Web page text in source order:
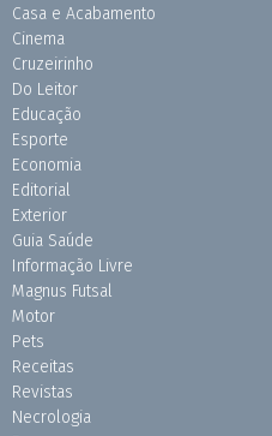
Casa e Acabamento
Cinema
Cruzeirinho
Do Leitor
Educação
Esporte
Economia
Editorial
Exterior
Guia Saúde
Informação Livre
Magnus Futsal
Motor
Pets
Receitas
Revistas
Necrologia